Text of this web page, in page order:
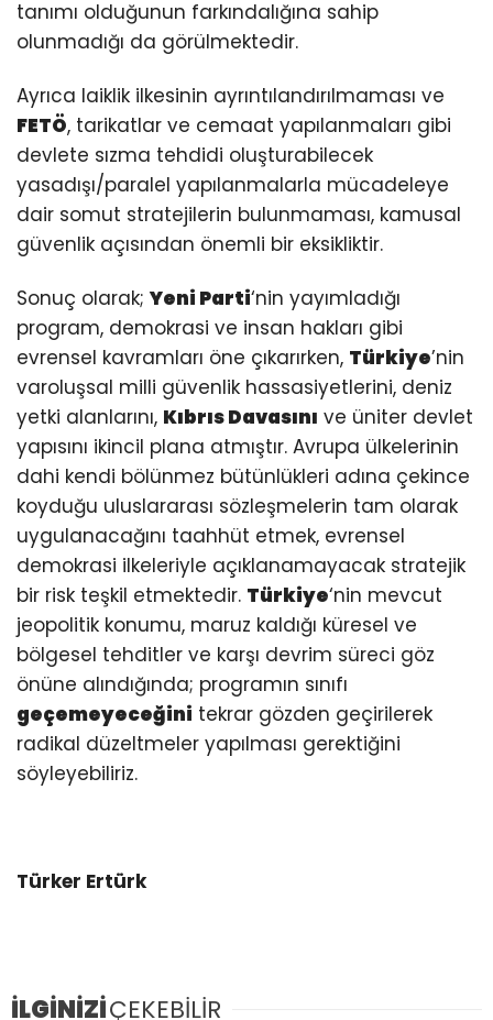
tanımı olduğunun farkındalığına sahip
olunmadığı da görülmektedir.
Ayrıca laiklik ilkesinin ayrıntılandırılmaması ve
FETÖ, tarikatlar ve cemaat yapılanmaları gibi
devlete sızma tehdidi oluşturabilecek
yasadışı/paralel yapılanmalarla mücadeleye
dair somut stratejilerin bulunmaması, kamusal
güvenlik açısından önemli bir eksikliktir.
Sonuç olarak; Yeni Parti‘nin yayımladığı
program, demokrasi ve insan hakları gibi
evrensel kavramları öne çıkarırken, Türkiye’nin
varoluşsal milli güvenlik hassasiyetlerini, deniz
yetki alanlarını, Kıbrıs Davasını ve üniter devlet
yapısını ikincil plana atmıştır. Avrupa ülkelerinin
dahi kendi bölünmez bütünlükleri adına çekince
koyduğu uluslararası sözleşmelerin tam olarak
uygulanacağını taahhüt etmek, evrensel
demokrasi ilkeleriyle açıklanamayacak stratejik
bir risk teşkil etmektedir. Türkiye‘nin mevcut
jeopolitik konumu, maruz kaldığı küresel ve
bölgesel tehditler ve karşı devrim süreci göz
önüne alındığında; programın sınıfı
geçemeyeceğini tekrar gözden geçirilerek
radikal düzeltmeler yapılması gerektiğini
söyleyebiliriz.
Türker Ertürk
İLGİNİZİÇEKEBİLİR